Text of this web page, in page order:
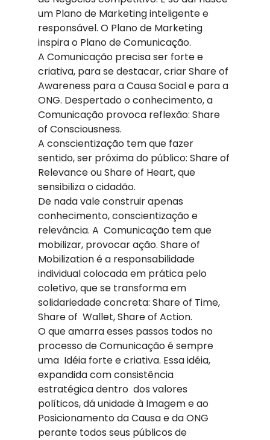
um Plano de Marketing inteligente e
responsável. O Plano de Marketing
inspira o Plano de Comunicação.
A Comunicação precisa ser forte e
criativa, para se destacar, criar Share of
Awareness para a Causa Social e para a
ONG. Despertado o conhecimento, a
Comunicação provoca reflexão: Share
of Consciousness.
A conscientização tem que fazer
sentido, ser próxima do público: Share of
Relevance ou Share of Heart, que
sensibiliza o cidadão.
De nada vale construir apenas
conhecimento, conscientização e
relevância. A  Comunicação tem que
mobilizar, provocar ação. Share of
Mobilization é a responsabilidade
individual colocada em prática pelo
coletivo, que se transforma em
solidariedade concreta: Share of Time,
Share of  Wallet, Share of Action.
O que amarra esses passos todos no
processo de Comunicação é sempre
uma  Idéia forte e criativa. Essa idéia,
expandida com consistência
estratégica dentro  dos valores
políticos, dá unidade à Imagem e ao
Posicionamento da Causa e da ONG
perante todos seus públicos de